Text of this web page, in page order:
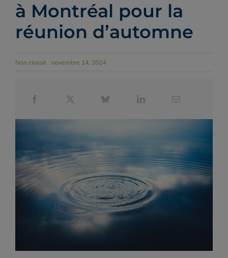
à Montréal pour la
réunion d’automne
Non classé novembre 14, 2024